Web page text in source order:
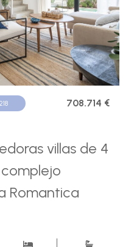
708.714 €
villas de 4
Romantica